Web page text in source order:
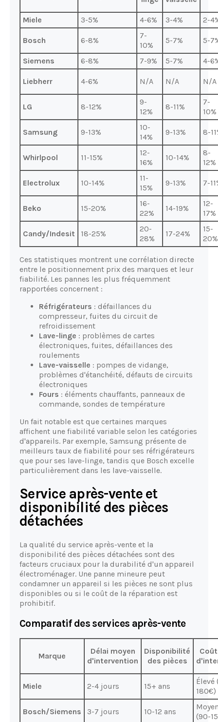
Miele 3-5% 4-6% 3-4% 2-
Bosch 6-8%
7-
10%
5-7% 5-
Siemens 6-8% 7-9% 5-7% 4-
Liebherr 4-6% N/A N/A N/A
LG 8-12%
9-
12%
8-11%
7-
10%
Samsung 9-13%
10-
14%
9-13% 8-
Whirlpool 11-15%
12-
16%
10-14%
8-
12%
Electrolux 10-14%
11-
15%
9-13% 7-
Beko 15-20%
16-
22%
14-19%
12-
17%
Candy/Indesit 18-25%
20-
28%
17-24%
15-
20%
Ces statistiques montrent une corrélation directe
entre le positionnement prix des marques et leur
fiabilité. Les pannes les plus fréquemment
rapportées concernent :
Réfrigérateurs : défaillances du
compresseur, fuites du circuit de
refroidissement
Lave-linge : problèmes de cartes
électroniques, fuites, défaillances des
roulements
Lave-vaisselle : pompes de vidange,
problèmes d'étanchéité, défauts de circuits
électroniques
Fours : éléments chauffants, panneaux de
commande, sondes de température
Un fait notable est que certaines marques
affichent une fiabilité variable selon les catégories
d'appareils. Par exemple, Samsung présente de
meilleurs taux de fiabilité pour ses réfrigérateurs
que pour ses lave-linge, tandis que Bosch excelle
particulièrement dans les lave-vaisselle.
Service après-vente et
disponibilité des pièces
détachées
La qualité du service après-vente et la
disponibilité des pièces détachées sont des
facteurs cruciaux pour la durabilité d'un appareil
électroménager. Une panne mineure peut
condamner un appareil si les pièces ne sont plus
disponibles ou si le coût de la réparation est
prohibitif.
Comparatif des services après-vente
Marque
Délai moyen
d'intervention
Disponibilité
des pièces
Miele 2-4 jours 15+ ans
Élevé
180€)
Bosch/Siemens 3-7 jours 10-12 ans
(90-